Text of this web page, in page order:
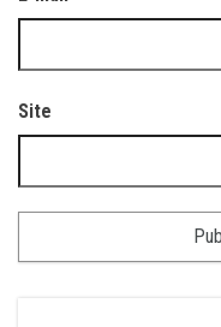
Site